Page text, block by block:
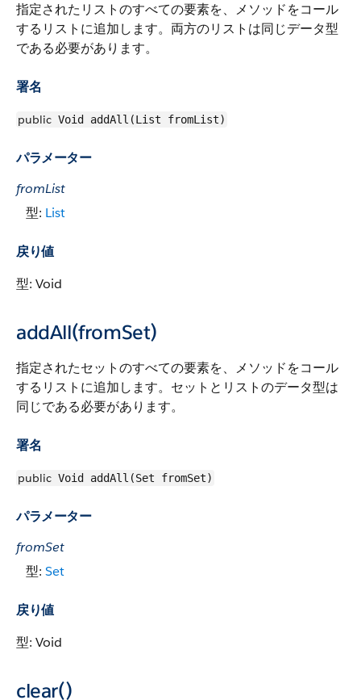
指定されたリストのすべての要素を、メソッドをコール
するリストに追加します。両方のリストは同じデータ型
である必要があります。
署名
public Void addAll(List fromList)
パラメーター
fromList
型: List
戻り値
型: Void
addAll(fromSet)
指定されたセットのすべての要素を、メソッドをコール
するリストに追加します。セットとリストのデータ型は
同じである必要があります。
署名
public Void addAll(Set fromSet)
パラメーター
fromSet
型: Set
戻り値
型: Void
clear()